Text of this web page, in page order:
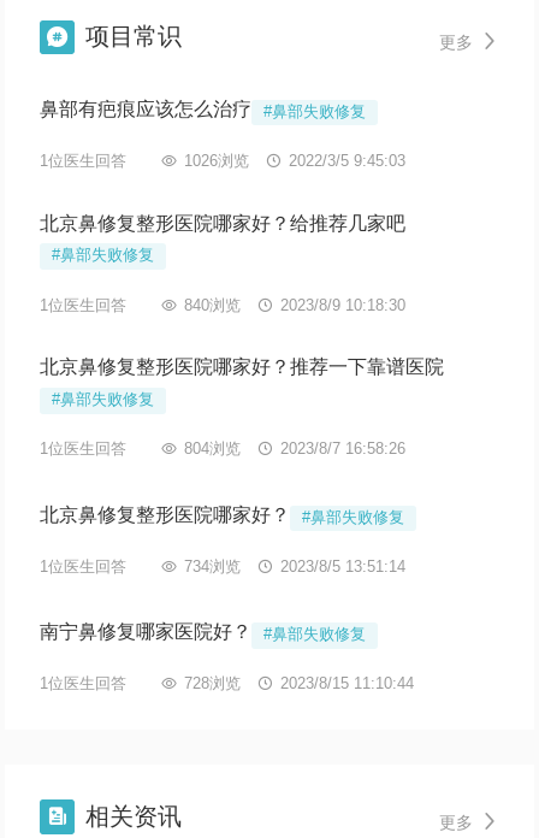
 项目常识 更多 
鼻部有疤痕应该怎么治疗 #鼻部失败修复
1位医生回答  1026浏览  2022/3/5 9:45:03
北京鼻修复整形医院哪家好？给推荐几家吧
#鼻部失败修复
1位医生回答  840浏览  2023/8/9 10:18:30
北京鼻修复整形医院哪家好？推荐一下靠谱医院
#鼻部失败修复
1位医生回答  804浏览  2023/8/7 16:58:26
北京鼻修复整形医院哪家好？ #鼻部失败修复
1位医生回答  734浏览  2023/8/5 13:51:14
南宁鼻修复哪家医院好？ #鼻部失败修复
1位医生回答  728浏览  2023/8/15 11:10:44
 相关资讯 更多 